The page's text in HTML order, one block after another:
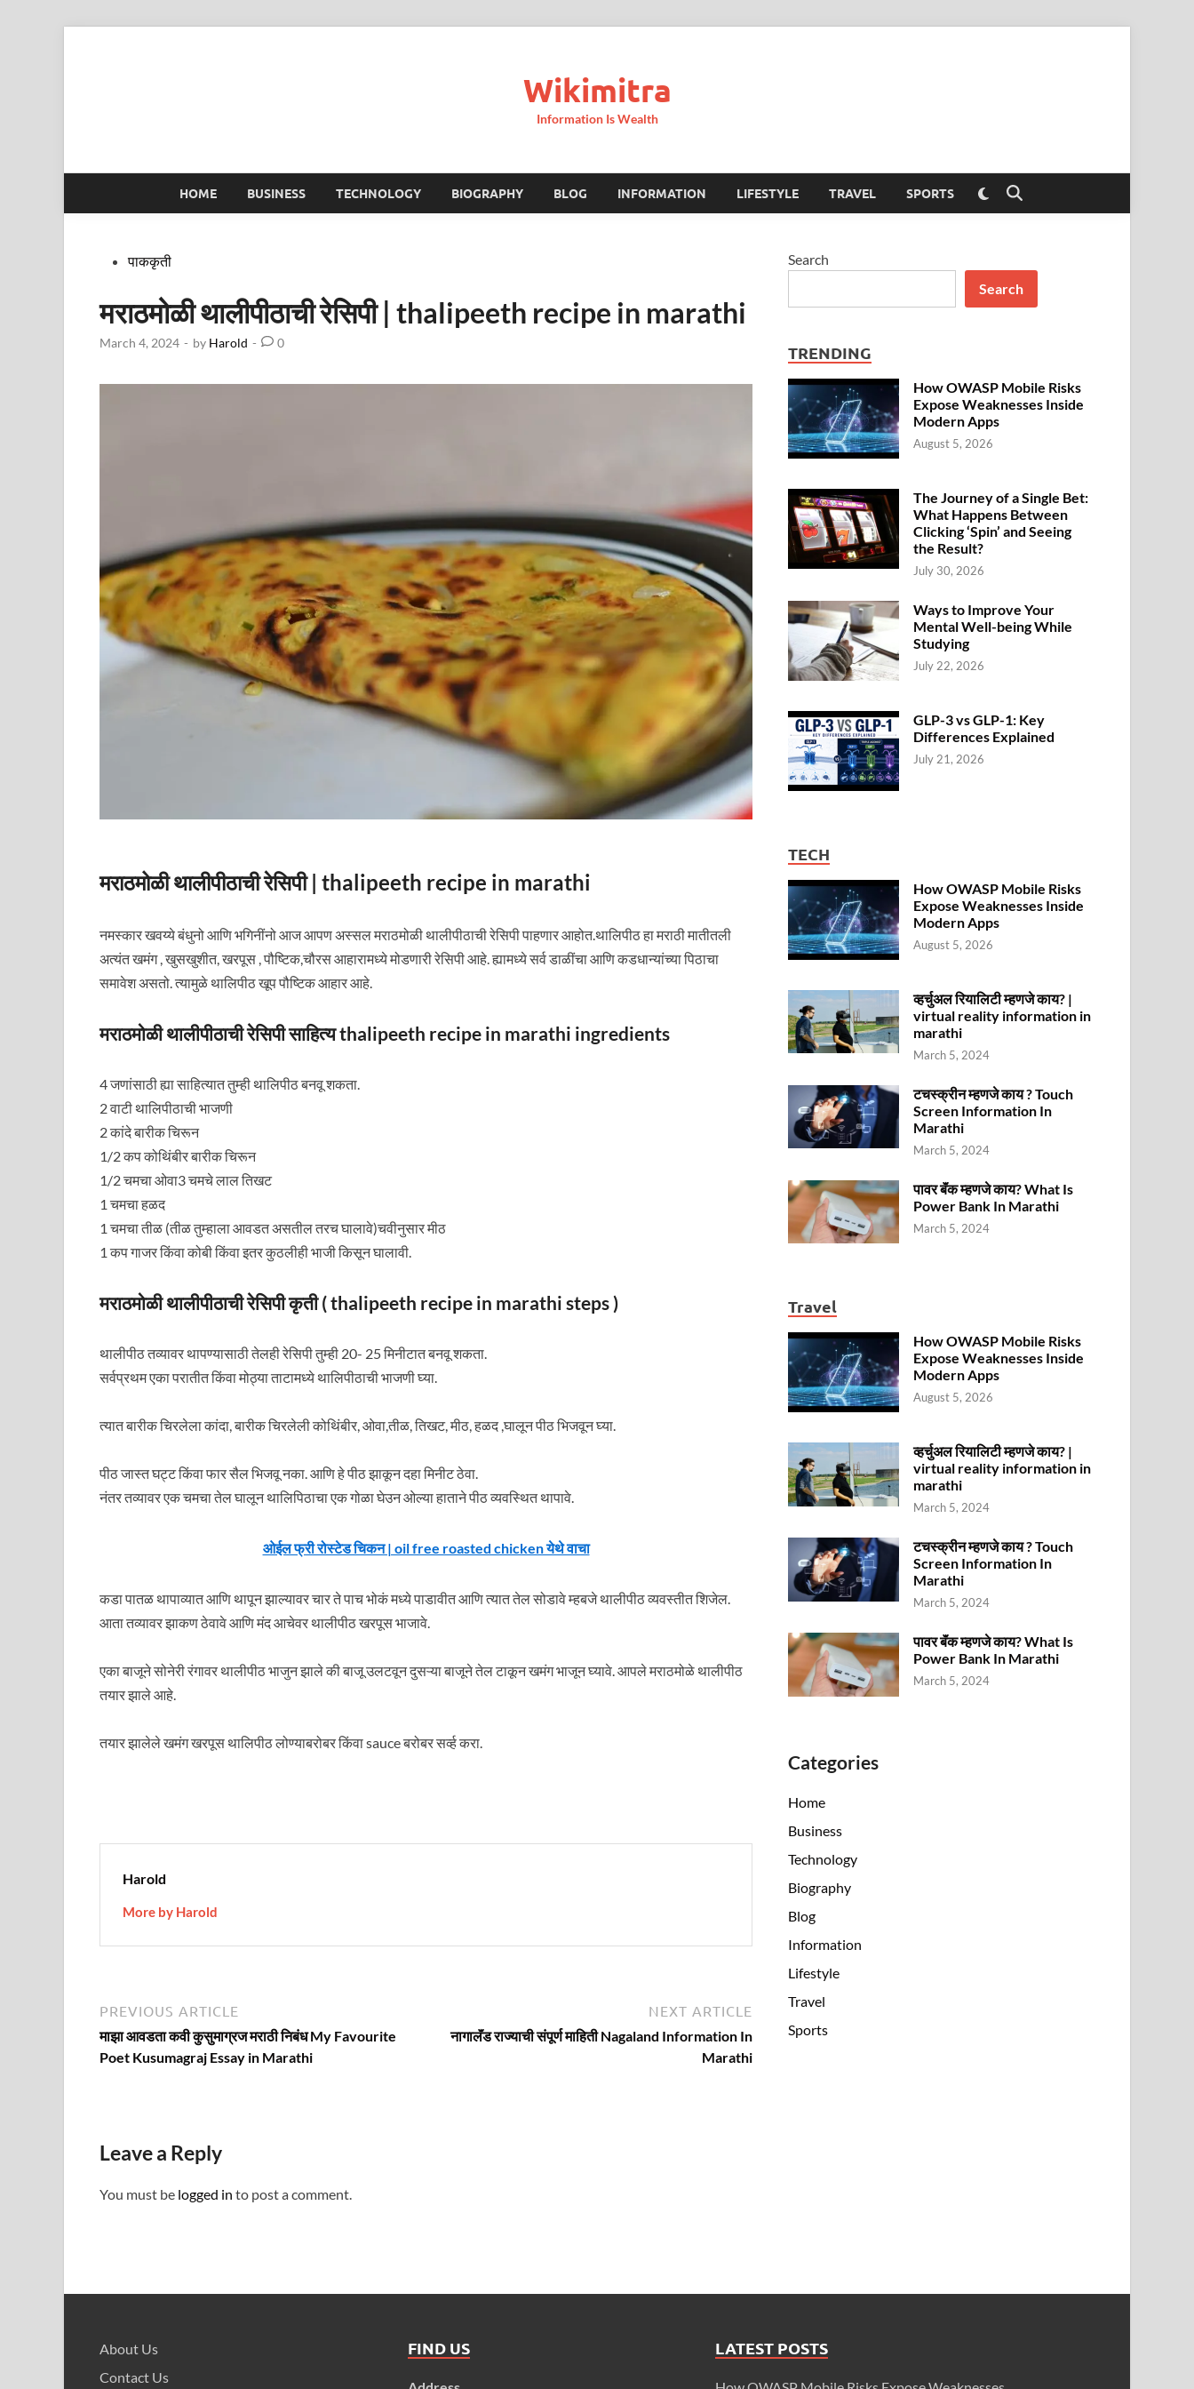
Wikimitra
Information Is Wealth
HOME BUSINESS TECHNOLOGY BIOGRAPHY BLOG INFORMATION LIFESTYLE TRAVEL SPORTS Switch
to
Open
Search
Postedपाककृती
मराठमोळी थालीपीठाची रेसिपी | thalipeeth recipe in marathi
March 4, 2024 - by Harold - 0
मराठमोळी थालीपीठाची रेसिपी | thalipeeth recipe in marathi
नमस्कार खवय्ये बंधुनो आणि भगिनींनो आज आपण अस्सल मराठमोळी थालीपीठाची रेसिपी पाहणार आहोत.थालिपीठ हा मराठी मातीतली
अत्यंत खमंग , खुसखुशीत, खरपूस , पौष्टिक,चौरस आहारामध्ये मोडणारी रेसिपी आहे. ह्यामध्ये सर्व डाळींचा आणि कडधान्यांच्या पिठाचा
समावेश असतो. त्यामुळे थालिपीठ खूप पौष्टिक आहार आहे.
मराठमोळी थालीपीठाची रेसिपी साहित्य thalipeeth recipe in marathi ingredients
4 जणांसाठी ह्या साहित्यात तुम्ही थालिपीठ बनवू शकता.
2 वाटी थालिपीठाची भाजणी
2 कांदे बारीक चिरून
1/2 कप कोथिंबीर बारीक चिरून
1/2 चमचा ओवा3 चमचे लाल तिखट
1 चमचा हळद
1 चमचा तीळ (तीळ तुम्हाला आवडत असतील तरच घालावे)चवीनुसार मीठ
1 कप गाजर किंवा कोबी किंवा इतर कुठलीही भाजी किसून घालावी.
मराठमोळी थालीपीठाची रेसिपी कृती ( thalipeeth recipe in marathi steps )
थालीपीठ तव्यावर थापण्यासाठी तेलही रेसिपी तुम्ही 20- 25 मिनीटात बनवू शकता.
सर्वप्रथम एका परातीत किंवा मोठ्या ताटामध्ये थालिपीठाची भाजणी घ्या.
त्यात बारीक चिरलेला कांदा, बारीक चिरलेली कोथिंबीर, ओवा,तीळ, तिखट, मीठ, हळद ,घालून पीठ भिजवून घ्या.
पीठ जास्त घट्ट किंवा फार सैल भिजवू नका. आणि हे पीठ झाकून दहा मिनीट ठेवा.
नंतर तव्यावर एक चमचा तेल घालून थालिपिठाचा एक गोळा घेउन ओल्या हाताने पीठ व्यवस्थित थापावे.
ओईल फ्री रोस्टेड चिकन | oil free roasted chicken येथे वाचा
कडा पातळ थापाव्यात आणि थापून झाल्यावर चार ते पाच भोकं मध्ये पाडावीत आणि त्यात तेल सोडावे म्हबजे थालीपीठ व्यवस्तीत शिजेल.
आता तव्यावर झाकण ठेवावे आणि मंद आचेवर थालीपीठ खरपूस भाजावे.
एका बाजूने सोनेरी रंगावर थालीपीठ भाजुन झाले की बाजू उलटवून दुसऱ्या बाजूने तेल टाकून खमंग भाजून घ्यावे. आपले मराठमोळे थालीपीठ
तयार झाले आहे.
तयार झालेले खमंग खरपूस थालिपीठ लोण्याबरोबर किंवा sauce बरोबर सर्व्ह करा.
Harold
More by Harold
Post
navigation
PREVIOUS ARTICLE
article:
माझा आवडता कवी कुसुमाग्रज मराठी निबंध My Favourite
Poet Kusumagraj Essay in Marathi
NEXT ARTICLE
article:
नागालॅंड राज्याची संपूर्ण माहिती Nagaland Information In
Marathi
Leave a Reply
You must be logged in to post a comment.
Search
Search
TRENDING
How OWASP Mobile Risks
Expose Weaknesses Inside
Modern Apps
August 5, 2026
The Journey of a Single Bet:
What Happens Between
Clicking ‘Spin’ and Seeing
the Result?
July 30, 2026
Ways to Improve Your
Mental Well-being While
Studying
July 22, 2026
GLP-3 vs GLP-1: Key
Differences Explained
July 21, 2026
TECH
How OWASP Mobile Risks
Expose Weaknesses Inside
Modern Apps
August 5, 2026
व्हर्चुअल रियालिटी म्हणजे काय? |
virtual reality information in
marathi
March 5, 2024
टचस्क्रीन म्हणजे काय ? Touch
Screen Information In
Marathi
March 5, 2024
पावर बॅंक म्हणजे काय? What Is
Power Bank In Marathi
March 5, 2024
Travel
How OWASP Mobile Risks
Expose Weaknesses Inside
Modern Apps
August 5, 2026
व्हर्चुअल रियालिटी म्हणजे काय? |
virtual reality information in
marathi
March 5, 2024
टचस्क्रीन म्हणजे काय ? Touch
Screen Information In
Marathi
March 5, 2024
पावर बॅंक म्हणजे काय? What Is
Power Bank In Marathi
March 5, 2024
Categories
Home
Business
Technology
Biography
Blog
Information
Lifestyle
Travel
Sports
About Us
Contact Us
FIND US LATEST POSTS